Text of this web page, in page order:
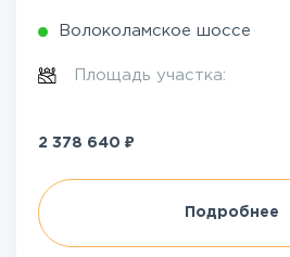
Волоколамское шоссе
Площадь участка:
2 378 640 ₽
Подробнее